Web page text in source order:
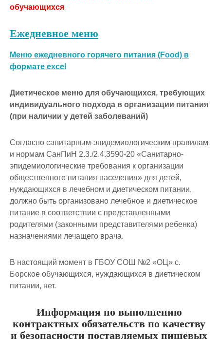
обучающихся
Ежедневное меню
Меню ежедневного горячего питания (Food) в
формате excel
Диетическое меню для обучающихся, требующих
индивидуального подхода в организации питания
(при наличии у детей заболеваний)
Согласно санитарным-эпидемиологическим правилам
и нормам СанПиН 2.3./2.4.3590-20 «Санитарно-
эпидемиологические требования к организации
общественного питания населения» для детей,
нуждающихся в лечебном и диетическом питании,
должно быть организовано лечебное и диетическое
питание в соответствии с представленными
родителями (законными представителями ребенка)
назначениями лечащего врача.
В настоящий момент в ГБОУ СОШ №2 «ОЦ» с.
Борское обучающихся, нуждающихся в диетическом
питании, нет.
Информация по выполнению
контрактных обязательств по качеству
и безопасности поставляемых пищевых